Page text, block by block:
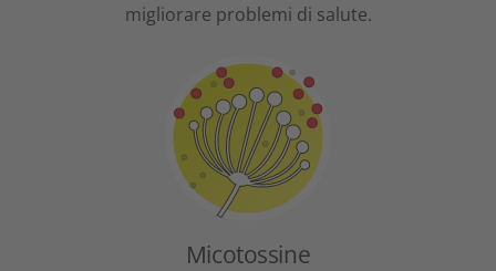
migliorare problemi di salute.
Micotossine